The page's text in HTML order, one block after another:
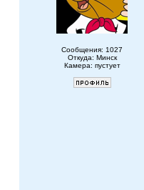
Сообщения: 1027
Откуда: Минск
Камера: пустует